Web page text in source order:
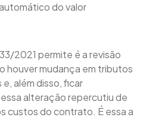
do valor
2021 permite é a revisão
houver mudança em tributos
além disso, ficar
alteração repercutiu de
custos do contrato. É essa a